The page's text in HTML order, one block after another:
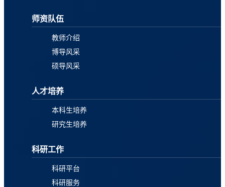
师资队伍
教师介绍
博导风采
硕导风采
人才培养
本科生培养
研究生培养
科研工作
科研平台
科研服务